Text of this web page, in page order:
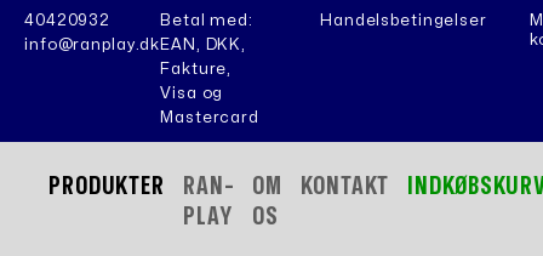
40420932
info@ranplay.dk
Betal med:
EAN, DKK,
Fakture,
Visa og
Mastercard
Handelsbetingelser
PRODUKTER
RAN-
PLAY
OM
OS
KONTAKT